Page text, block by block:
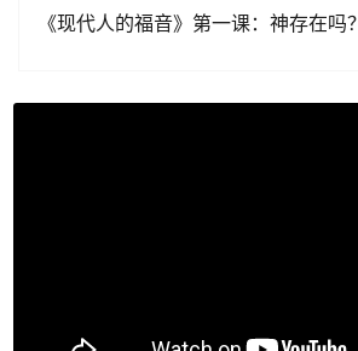
《现代人的福音》第一课：神存在吗？